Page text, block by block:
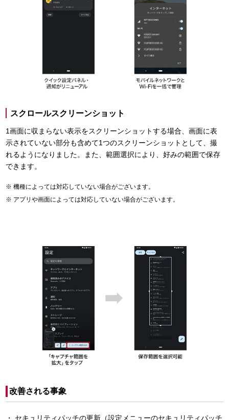
スクロールスクリーンショット
1画面に収まらない表示をスクリーンショットする場合、画面に表
示されていない部分も含めて1つのスクリーンショットとして、撮
れるようになりました。また、範囲選択により、好みの範囲で保存
できます。
機種によっては対応していない場合がございます。
アプリや画面によっては対応していない場合がございます。
改善される事象
セキュリティパッチの更新（設定メニューのセキュリティパッチ